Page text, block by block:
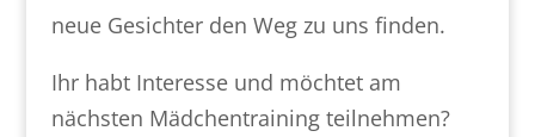
neue Gesichter den Weg zu uns finden.
Ihr habt Interesse und möchtet am
nächsten Mädchentraining teilnehmen?